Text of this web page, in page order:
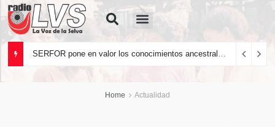
Home Actualidad